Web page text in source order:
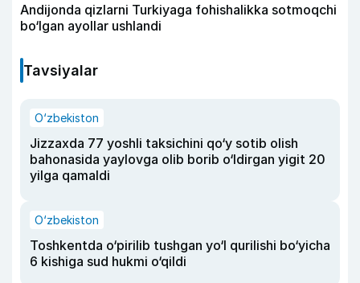
Andijonda qizlarni Turkiyaga fohishalikka sotmoqchi
bo‘lgan ayollar ushlandi
Tavsiyalar
O‘zbekiston
Jizzaxda 77 yoshli taksichini qo‘y sotib olish
bahonasida yaylovga olib borib o‘ldirgan yigit 20
yilga qamaldi
O‘zbekiston
Toshkentda o‘pirilib tushgan yo‘l qurilishi bo‘yicha
6 kishiga sud hukmi o‘qildi